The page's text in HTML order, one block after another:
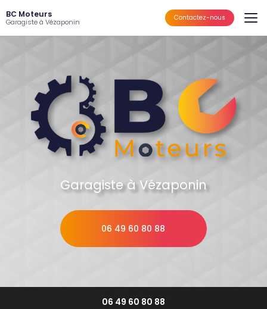
au
contenu
principal
BC Moteurs
Garagiste à Vézaponin Contactez-nous
Garagiste à Vézaponin
06 49 60 80 88
06 49 60 80 88